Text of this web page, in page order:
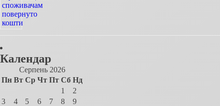
Календар
Серпень 2026
Пн Вт Ср Чт Пт Сб Нд
1
2
3
4 5 6 7 8
9